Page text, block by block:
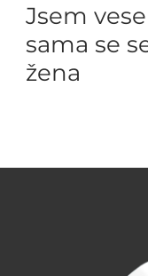
Jsem
sama se
žena